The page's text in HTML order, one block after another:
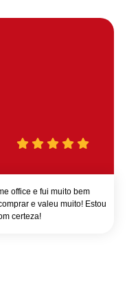
office e fui muito bem
e valeu muito! Estou
certeza!